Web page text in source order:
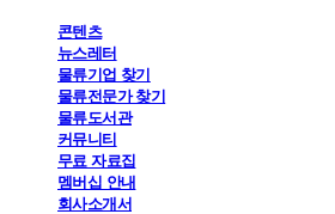
콘텐츠
뉴스레터
물류기업 찾기
물류전문가 찾기
물류도서관
커뮤니티
무료 자료집
멤버십 안내
회사소개서